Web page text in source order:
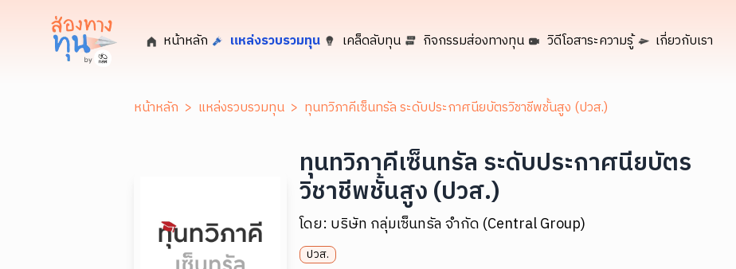
หน้าหลัก แหล่งรวบรวมทุน เคล็ดลับทุน กิจกรรมส่องทางทุน วิดีโอสาระความรู้ เกี่ยวกับเรา
หน้าหลัก > แหล่งรวบรวมทุน > ทุนทวิภาคีเซ็นทรัล ระดับประกาศนียบัตรวิชาชีพชั้นสูง (ปวส.)
ทุนทวิภาคีเซ็นทรัล ระดับประกาศนียบัตร
วิชาชีพชั้นสูง (ปวส.)
โดย: บริษัท กลุ่มเซ็นทรัล จำกัด (Central Group)
ปวส.